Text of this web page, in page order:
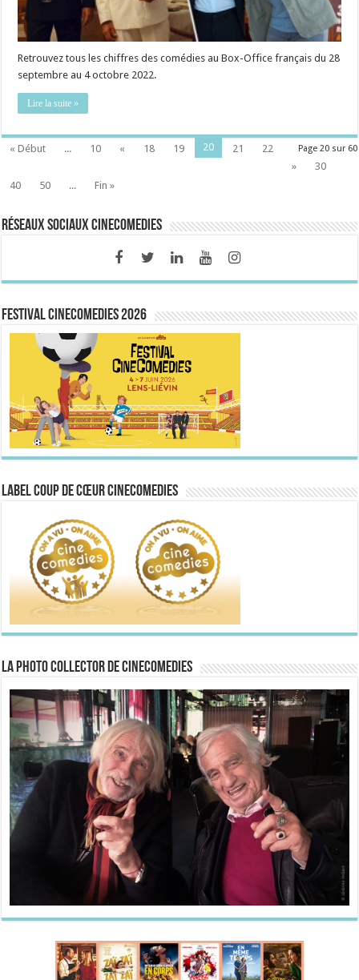
Retrouvez tous les chiffres des comédies au Box-Office français du 28
septembre au 4 octobre 2022.
Lire la suite »
Page 20 sur 60
« Début ... 10 « 18 19 20 21
22
»
30
40
50 ... Fin »
Réseaux sociaux CineComedies
FESTIVAL CINECOMEDIES 2026
Label Coup de Cœur CineComedies
La Photo collector de CineComedies